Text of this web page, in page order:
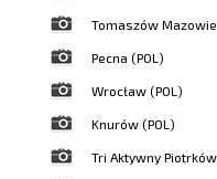
Tomaszów
Pecna (POL)
Wrocław (POL)
Knurów (POL)
Tri Aktywny